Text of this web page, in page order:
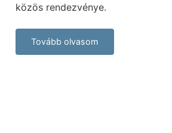
közös rendezvénye.
Tovább olvasom